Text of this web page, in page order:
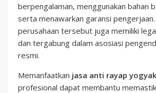
berpengalaman, menggunakan bahan
serta menawarkan garansi
perusahaan tersebut juga memiliki
dan tergabung dalam asosiasi
resmi.
Memanfaatkan jasa anti rayap
profesional dapat membantu